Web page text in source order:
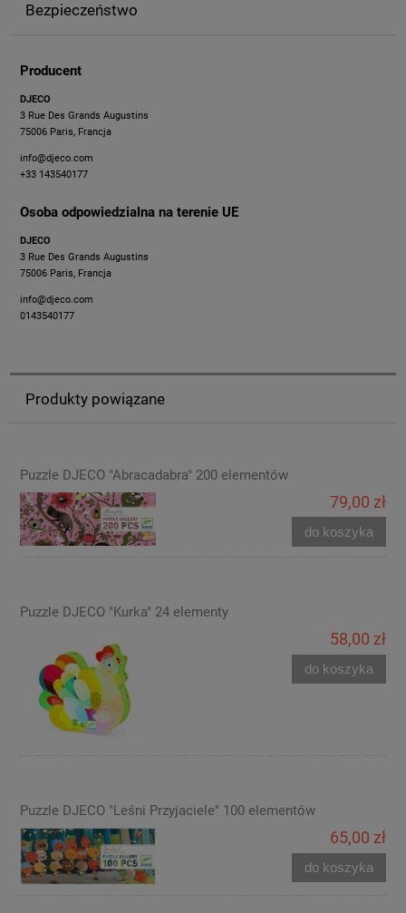
Bezpieczeństwo
Producent
DJECO
3 Rue Des Grands Augustins
75006 Paris, Francja
info@djeco.com
+33 143540177
Osoba odpowiedzialna na terenie UE
DJECO
3 Rue Des Grands Augustins
75006 Paris, Francja
info@djeco.com
0143540177
Produkty powiązane
Puzzle DJECO "Abracadabra" 200 elementów
79,00 zł
do koszyka
Puzzle DJECO "Kurka" 24 elementy
58,00 zł
do koszyka
Puzzle DJECO "Leśni Przyjaciele" 100 elementów
65,00 zł
do koszyka